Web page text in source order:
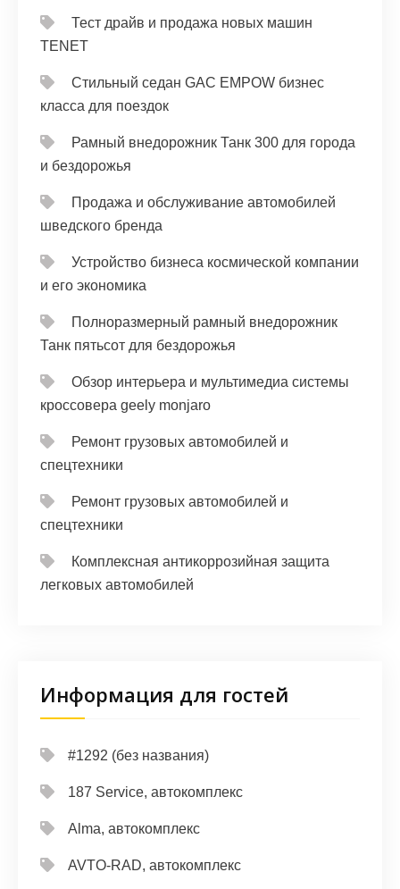
Тест драйв и продажа новых машин
TENET
Стильный седан GAC EMPOW бизнес
класса для поездок
Рамный внедорожник Танк 300 для города
и бездорожья
Продажа и обслуживание автомобилей
шведского бренда
Устройство бизнеса космической компании
и его экономика
Полноразмерный рамный внедорожник
Танк пятьсот для бездорожья
Обзор интерьера и мультимедиа системы
кроссовера geely monjaro
Ремонт грузовых автомобилей и
спецтехники
Ремонт грузовых автомобилей и
спецтехники
Комплексная антикоррозийная защита
легковых автомобилей
Информация для гостей
#1292 (без названия)
187 Service, автокомплекс
Alma, автокомплекс
AVTO-RAD, автокомплекс